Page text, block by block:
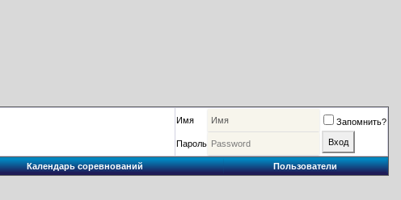
Имя Запомнить?
Пароль
Календарь соревнований Пользователи